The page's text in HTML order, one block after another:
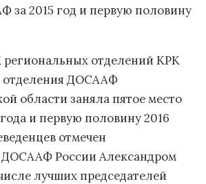
за 2015 год и первую половину
региональных отделений КРК
отделения ДОСААФ
области заняла пятое место
и первую половину 2016
отмечен
ДОСААФ России Александром
лучших председателей